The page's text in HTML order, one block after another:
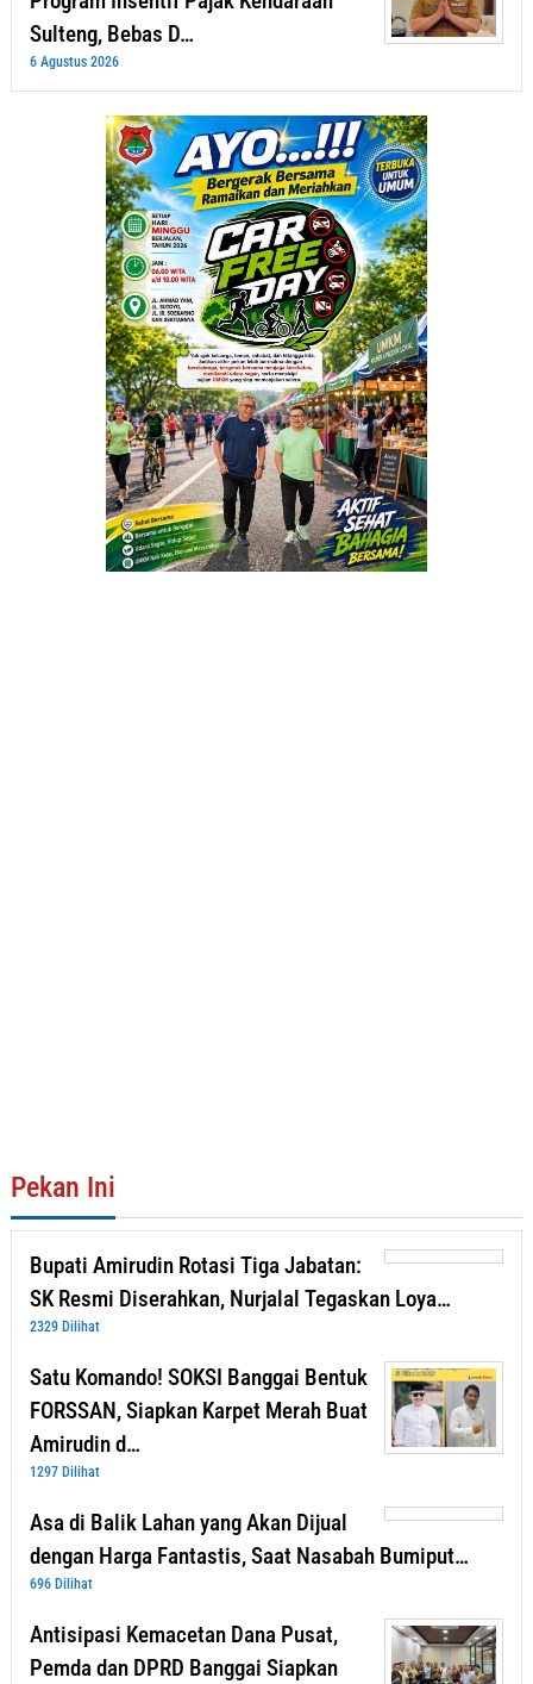
Sulteng, Bebas D…
6 Agustus 2026
Pekan Ini
Bupati Amirudin Rotasi Tiga Jabatan:
SK Resmi Diserahkan, Nurjalal Tegaskan Loya…
2329 Dilihat
Satu Komando! SOKSI Banggai Bentuk
FORSSAN, Siapkan Karpet Merah Buat
Amirudin d…
1297 Dilihat
Asa di Balik Lahan yang Akan Dijual
dengan Harga Fantastis, Saat Nasabah Bumiput…
696 Dilihat
Antisipasi Kemacetan Dana Pusat,
Pemda dan DPRD Banggai Siapkan